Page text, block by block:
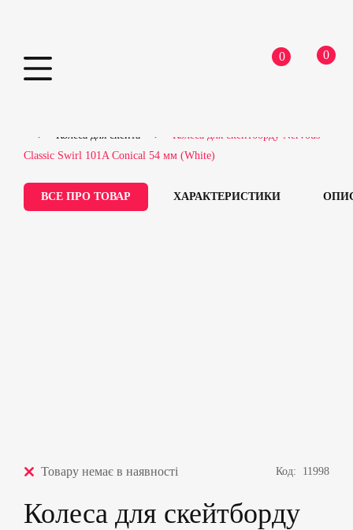
content
0 0
Колеса для скейта
Колеса для скейтборду Nervous
Classic Swirl 101A Conical 54 мм (White)
ВСЕ ПРО ТОВАР ХАРАКТЕРИСТИКИ
Товару немає в наявності Код: 11998
Колеса для скейтборду